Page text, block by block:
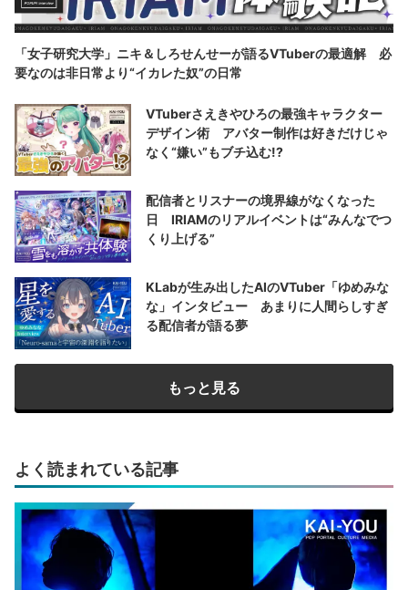
「女子研究大学」ニキ＆しろせんせーが語るVTuberの最適解 必
要なのは非日常より“イカレた奴”の日常
VTuberさえきやひろの最強キャラクター
デザイン術 アバター制作は好きだけじゃ
なく“嫌い”もブチ込む!?
配信者とリスナーの境界線がなくなった
日 IRIAMのリアルイベントは“みんなでつ
くり上げる”
KLabが生み出したAIのVTuber「ゆめみな
な」インタビュー あまりに人間らしすぎ
る配信者が語る夢
もっと見る
よく読まれている記事